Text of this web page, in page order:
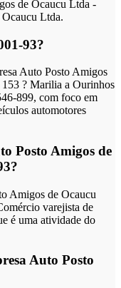
de Ocaucu Ltda -
Ltda.
93?
Auto Posto Amigos
? Marilia a Ourinhos
899, com foco em
automotores
Posto Amigos de
Amigos de Ocaucu
varejista de
é uma atividade do
Auto Posto